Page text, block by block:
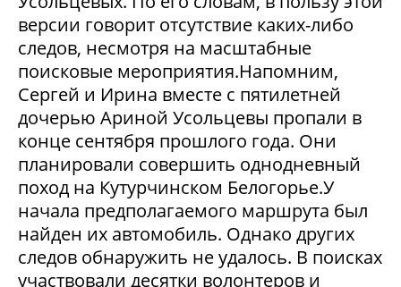
версии говорит отсутствие каких-либо
следов, несмотря на масштабные
поисковые мероприятия.Напомним,
Сергей и Ирина вместе с пятилетней
дочерью Ариной Усольцевы пропали в
конце сентября прошлого года. Они
планировали совершить однодневный
поход на Кутурчинском Белогорье.У
начала предполагаемого маршрута был
найден их автомобиль. Однако других
следов обнаружить не удалось. В поисках
участвовали десятки волонтеров и